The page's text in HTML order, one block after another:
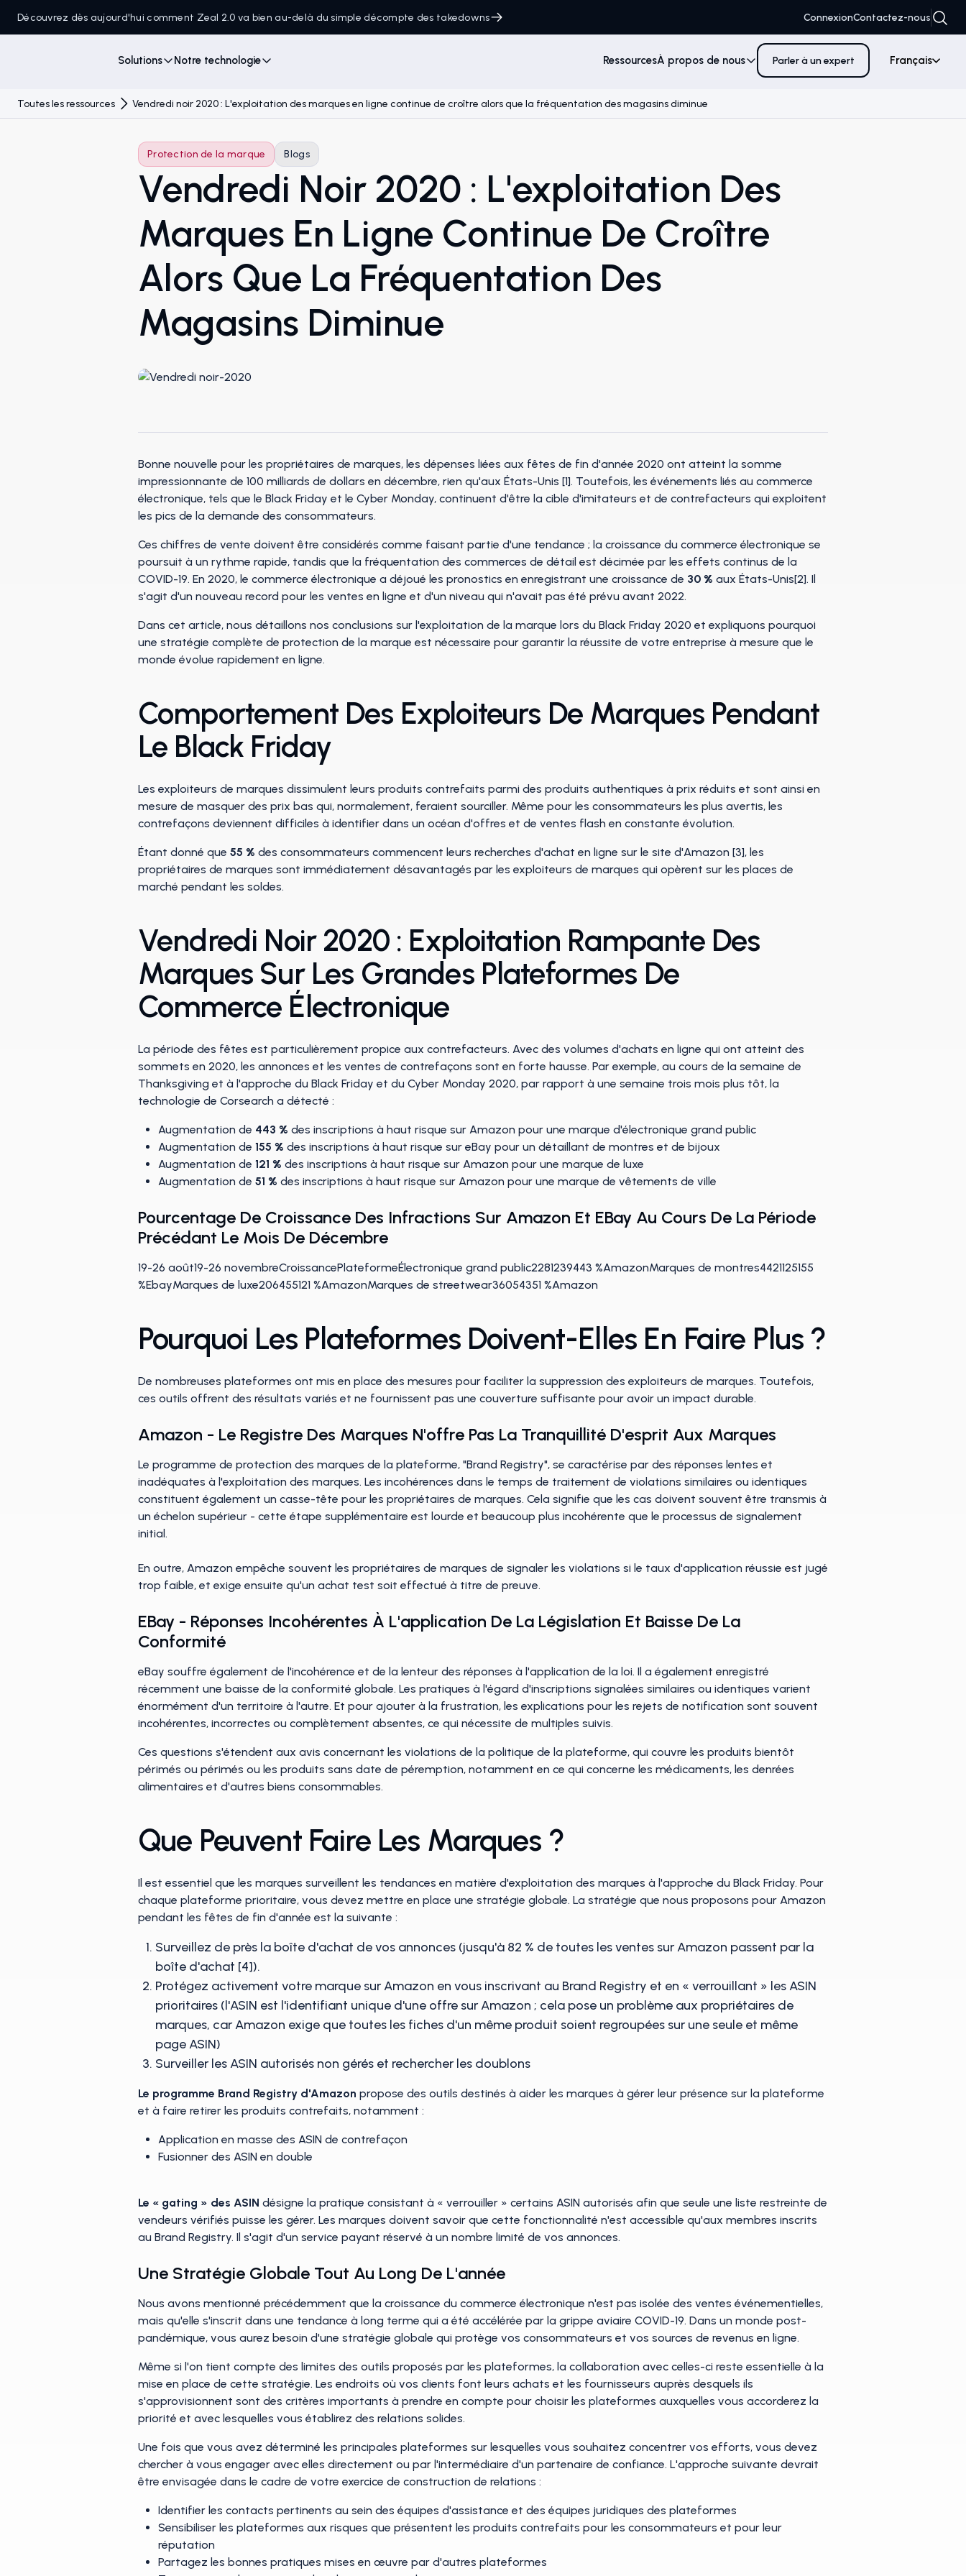
Découvrez dès aujourd'hui comment Zeal 2.0 va bien au-delà du simple décompte des takedowns ConnexionContactez-nous
Solutions Notre technologie RessourcesÀ propos de nous Parler à un expert Français
Toutes les ressources Vendredi noir 2020 : L'exploitation des marques en ligne continue de croître alors que la fréquentation des magasins diminue
Protection de la marque Blogs
Vendredi Noir 2020 : L'exploitation Des
Marques En Ligne Continue De Croître
Alors Que La Fréquentation Des
Magasins Diminue
Bonne nouvelle pour les propriétaires de marques, les dépenses liées aux fêtes de fin d'année 2020 ont atteint la somme
impressionnante de 100 milliards de dollars en décembre, rien qu'aux États-Unis [1]. Toutefois, les événements liés au commerce
électronique, tels que le Black Friday et le Cyber Monday, continuent d'être la cible d'imitateurs et de contrefacteurs qui exploitent
les pics de la demande des consommateurs.
Ces chiffres de vente doivent être considérés comme faisant partie d'une tendance ; la croissance du commerce électronique se
poursuit à un rythme rapide, tandis que la fréquentation des commerces de détail est décimée par les effets continus de la
COVID-19. En 2020, le commerce électronique a déjoué les pronostics en enregistrant une croissance de 30 % aux États-Unis[2]. Il
s'agit d'un nouveau record pour les ventes en ligne et d'un niveau qui n'avait pas été prévu avant 2022.
Dans cet article, nous détaillons nos conclusions sur l'exploitation de la marque lors du Black Friday 2020 et expliquons pourquoi
une stratégie complète de protection de la marque est nécessaire pour garantir la réussite de votre entreprise à mesure que le
monde évolue rapidement en ligne.
Comportement Des Exploiteurs De Marques Pendant
Le Black Friday
Les exploiteurs de marques dissimulent leurs produits contrefaits parmi des produits authentiques à prix réduits et sont ainsi en
mesure de masquer des prix bas qui, normalement, feraient sourciller. Même pour les consommateurs les plus avertis, les
contrefaçons deviennent difficiles à identifier dans un océan d'offres et de ventes flash en constante évolution.
Étant donné que 55 % des consommateurs commencent leurs recherches d'achat en ligne sur le site d'Amazon [3], les
propriétaires de marques sont immédiatement désavantagés par les exploiteurs de marques qui opèrent sur les places de
marché pendant les soldes.
Vendredi Noir 2020 : Exploitation Rampante Des
Marques Sur Les Grandes Plateformes De
Commerce Électronique
La période des fêtes est particulièrement propice aux contrefacteurs. Avec des volumes d'achats en ligne qui ont atteint des
sommets en 2020, les annonces et les ventes de contrefaçons sont en forte hausse. Par exemple, au cours de la semaine de
Thanksgiving et à l'approche du Black Friday et du Cyber Monday 2020, par rapport à une semaine trois mois plus tôt, la
technologie de Corsearch a détecté :
Augmentation de 443 % des inscriptions à haut risque sur Amazon pour une marque d'électronique grand public
Augmentation de 155 % des inscriptions à haut risque sur eBay pour un détaillant de montres et de bijoux
Augmentation de 121 % des inscriptions à haut risque sur Amazon pour une marque de luxe
Augmentation de 51 % des inscriptions à haut risque sur Amazon pour une marque de vêtements de ville
Pourcentage De Croissance Des Infractions Sur Amazon Et EBay Au Cours De La Période
Précédant Le Mois De Décembre
19-26 août19-26 novembreCroissancePlateformeÉlectronique grand public2281239443 %AmazonMarques de montres4421125155
%EbayMarques de luxe206455121 %AmazonMarques de streetwear36054351 %Amazon
Pourquoi Les Plateformes Doivent-Elles En Faire Plus ?
De nombreuses plateformes ont mis en place des mesures pour faciliter la suppression des exploiteurs de marques. Toutefois,
ces outils offrent des résultats variés et ne fournissent pas une couverture suffisante pour avoir un impact durable.
Amazon - Le Registre Des Marques N'offre Pas La Tranquillité D'esprit Aux Marques
Le programme de protection des marques de la plateforme, "Brand Registry", se caractérise par des réponses lentes et
inadéquates à l'exploitation des marques. Les incohérences dans le temps de traitement de violations similaires ou identiques
constituent également un casse-tête pour les propriétaires de marques. Cela signifie que les cas doivent souvent être transmis à
un échelon supérieur - cette étape supplémentaire est lourde et beaucoup plus incohérente que le processus de signalement
initial.
En outre, Amazon empêche souvent les propriétaires de marques de signaler les violations si le taux d'application réussie est jugé
trop faible, et exige ensuite qu'un achat test soit effectué à titre de preuve.
EBay - Réponses Incohérentes À L'application De La Législation Et Baisse De La
Conformité
eBay souffre également de l'incohérence et de la lenteur des réponses à l'application de la loi. Il a également enregistré
récemment une baisse de la conformité globale. Les pratiques à l'égard d'inscriptions signalées similaires ou identiques varient
énormément d'un territoire à l'autre. Et pour ajouter à la frustration, les explications pour les rejets de notification sont souvent
incohérentes, incorrectes ou complètement absentes, ce qui nécessite de multiples suivis.
Ces questions s'étendent aux avis concernant les violations de la politique de la plateforme, qui couvre les produits bientôt
périmés ou périmés ou les produits sans date de péremption, notamment en ce qui concerne les médicaments, les denrées
alimentaires et d'autres biens consommables.
Que Peuvent Faire Les Marques ?
Il est essentiel que les marques surveillent les tendances en matière d'exploitation des marques à l'approche du Black Friday. Pour
chaque plateforme prioritaire, vous devez mettre en place une stratégie globale. La stratégie que nous proposons pour Amazon
pendant les fêtes de fin d'année est la suivante :
Surveillez de près la boîte d'achat de vos annonces (jusqu'à 82 % de toutes les ventes sur Amazon passent par la
boîte d'achat [4]).
Protégez activement votre marque sur Amazon en vous inscrivant au Brand Registry et en « verrouillant » les ASIN
prioritaires (l'ASIN est l'identifiant unique d'une offre sur Amazon ; cela pose un problème aux propriétaires de
marques, car Amazon exige que toutes les fiches d'un même produit soient regroupées sur une seule et même
page ASIN)
Surveiller les ASIN autorisés non gérés et rechercher les doublons
Le programme Brand Registry d'Amazon propose des outils destinés à aider les marques à gérer leur présence sur la plateforme
et à faire retirer les produits contrefaits, notamment :
Application en masse des ASIN de contrefaçon
Fusionner des ASIN en double
Le « gating » des ASIN désigne la pratique consistant à « verrouiller » certains ASIN autorisés afin que seule une liste restreinte de
vendeurs vérifiés puisse les gérer. Les marques doivent savoir que cette fonctionnalité n'est accessible qu'aux membres inscrits
au Brand Registry. Il s'agit d'un service payant réservé à un nombre limité de vos annonces.
Une Stratégie Globale Tout Au Long De L'année
Nous avons mentionné précédemment que la croissance du commerce électronique n'est pas isolée des ventes événementielles,
mais qu'elle s'inscrit dans une tendance à long terme qui a été accélérée par la grippe aviaire COVID-19. Dans un monde post-
pandémique, vous aurez besoin d'une stratégie globale qui protège vos consommateurs et vos sources de revenus en ligne.
Même si l'on tient compte des limites des outils proposés par les plateformes, la collaboration avec celles-ci reste essentielle à la
mise en place de cette stratégie. Les endroits où vos clients font leurs achats et les fournisseurs auprès desquels ils
s'approvisionnent sont des critères importants à prendre en compte pour choisir les plateformes auxquelles vous accorderez la
priorité et avec lesquelles vous établirez des relations solides.
Une fois que vous avez déterminé les principales plateformes sur lesquelles vous souhaitez concentrer vos efforts, vous devez
chercher à vous engager avec elles directement ou par l'intermédiaire d'un partenaire de confiance. L'approche suivante devrait
être envisagée dans le cadre de votre exercice de construction de relations :
Identifier les contacts pertinents au sein des équipes d'assistance et des équipes juridiques des plateformes
Sensibiliser les plateformes aux risques que présentent les produits contrefaits pour les consommateurs et pour leur
réputation
Partagez les bonnes pratiques mises en œuvre par d'autres plateformes